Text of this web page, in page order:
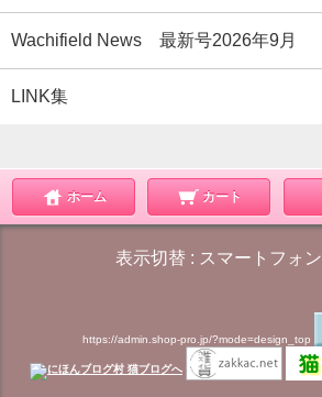
Wachifield News 最新号2026年9月
LINK集
ホーム カート
表示切替 : スマートフォン
https://admin.shop-pro.jp/?mode=design_top